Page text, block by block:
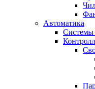
Автоматика
Системы